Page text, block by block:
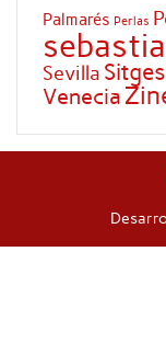
Palmarés Perlas
Sevilla Sitges
Venecia